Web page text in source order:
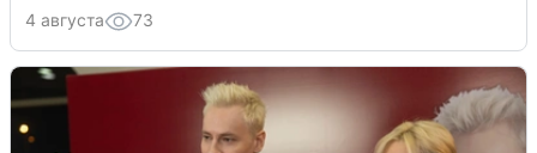
4 августа 73